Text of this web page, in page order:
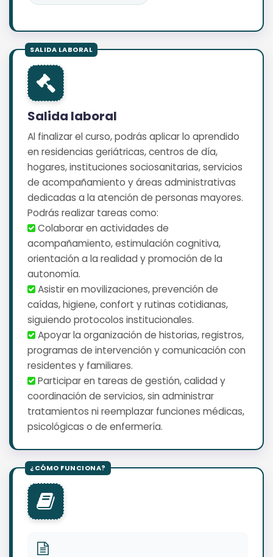
Salida laboral
Al finalizar el curso, podrás aplicar lo aprendido
en residencias geriátricas, centros de día,
hogares, instituciones sociosanitarias, servicios
de acompañamiento y áreas administrativas
dedicadas a la atención de personas mayores.
Podrás realizar tareas como:
️ Colaborar en actividades de
acompañamiento, estimulación cognitiva,
orientación a la realidad y promoción de la
autonomía.
️ Asistir en movilizaciones, prevención de
caídas, higiene, confort y rutinas cotidianas,
siguiendo protocolos institucionales.
️ Apoyar la organización de historias, registros,
programas de intervención y comunicación con
residentes y familiares.
️ Participar en tareas de gestión, calidad y
coordinación de servicios, sin administrar
tratamientos ni reemplazar funciones médicas,
psicológicas o de enfermería.